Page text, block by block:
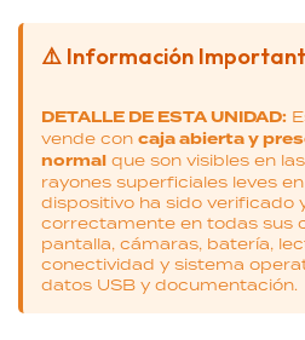
⚠️ Información
DETALLE DE ESTA UNIDAD:
vende con caja abierta y
normal que son visibles en
rayones superficiales leves
dispositivo ha sido verificado
correctamente en todas sus
pantalla, cámaras, batería,
conectividad y sistema
datos USB y documentación.